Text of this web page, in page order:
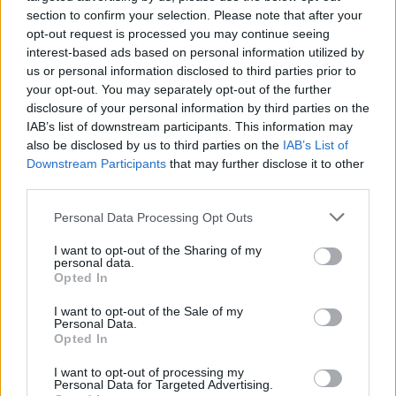
section to confirm your selection. Please note that after your
opt-out request is processed you may continue seeing
interest-based ads based on personal information utilized by
us or personal information disclosed to third parties prior to
your opt-out. You may separately opt-out of the further
disclosure of your personal information by third parties on the
IAB’s list of downstream participants. This information may
also be disclosed by us to third parties on the IAB’s List of
Downstream Participants that may further disclose it to other
Personal Data Processing Opt Outs
I want to opt-out of the Sharing of my
personal data.
Opted In
I want to opt-out of the Sale of my
Personal Data.
Opted In
I want to opt-out of processing my
Personal Data for Targeted Advertising.
Agenzia delle Entrate
55.728 euro
2024-10-23
Regolamento per i fondi interprofessionali per la
formazione continua per la concessioni di aiuti di stato
esentati ai s
FONDIMPRESA
2.996 euro
Contributo a fondo perduto [e modifiche ai sensi
della decisione SA. 62668 e decisione C(2022) 171 final)
SA 101076)
agenzia delle entrate
2023-04-18
seguito della crisi economica causata dall'epidemia di
COVID-19 [con mo